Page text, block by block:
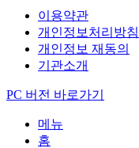
이용약관
개인정보처리방침
개인정보 재동의
기관소개
PC 버전 바로가기
메뉴
홈